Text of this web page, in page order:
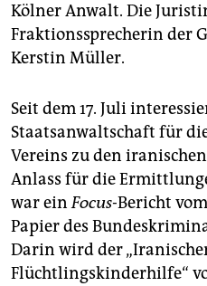
Kölner Anwalt. Die
Fraktionssprecherin der
Kerstin Müller.
Seit dem 17. Juli
Staatsanwaltschaft für
Vereins zu den
Anlass für die
war einFocus-Bericht
Papier des
Darin wird der
Flüchtlingskinderhilfe“